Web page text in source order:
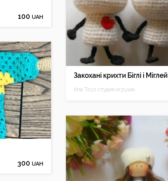
100 UAH
300 UAH
Закохані крихти Біглі і Міглей
Ilna Toys студия игрушек и декора